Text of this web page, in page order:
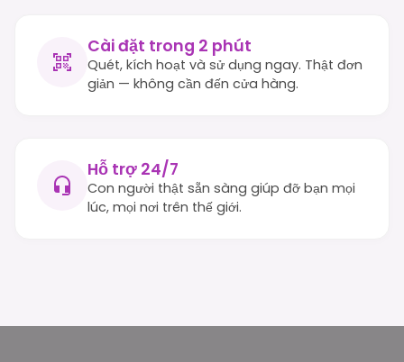
Cài đặt trong 2 phút
Quét, kích hoạt và sử dụng ngay. Thật đơn
giản — không cần đến cửa hàng.
Hỗ trợ 24/7
Con người thật sẵn sàng giúp đỡ bạn mọi
lúc, mọi nơi trên thế giới.